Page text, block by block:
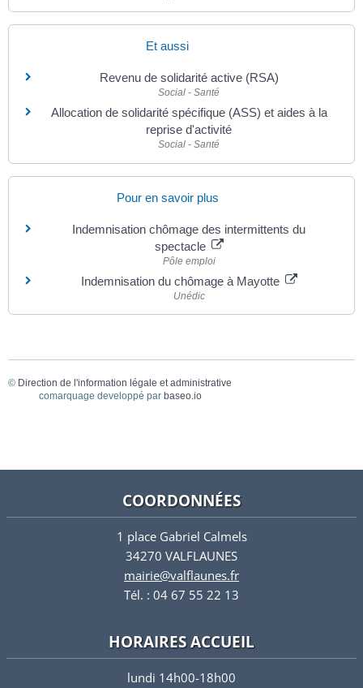
Et aussi
Revenu de solidarité active (RSA)
Social - Santé
Allocation de solidarité spécifique (ASS) et aides à la
reprise d'activité
Social - Santé
Pour en savoir plus
Indemnisation chômage des intermittents du
spectacle
Pôle emploi
Indemnisation du chômage à Mayotte
Unédic
© Direction de l'information légale et administrative
comarquage developpé par baseo.io
COORDONNÉES
1 place Gabriel Calmels
34270 VALFLAUNES
mairie@valflaunes.fr
Tél. : 04 67 55 22 13
HORAIRES ACCUEIL
lundi 14h00-18h00